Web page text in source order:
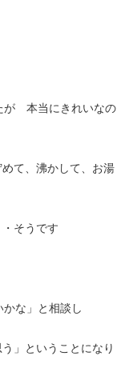
が 本当にきれいなの
て、沸かして、お湯
そうです
な」と相談し
」ということになり